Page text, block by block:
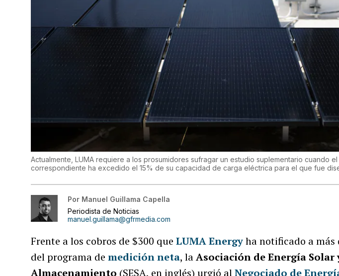
Actualmente, LUMA requiere a los prosumidores sufragar un estudio suplementario cuando
correspondiente ha excedido el 15% de su capacidad de carga eléctrica para el que fue
Por Manuel Guillama Capella
Periodista de Noticias
manuel.guillama@gfrmedia.com
Frente a los cobros de $300 queLUMA Energyha notificado a más
del programa demedición neta, laAsociación de Energía Solar
Almacenamiento (SESA, en inglés) urgió alNegociado de